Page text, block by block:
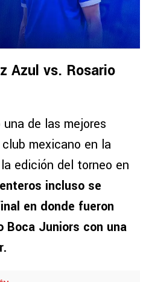
Azul vs. Rosario
de las mejores
mexicano en la
edición del torneo en
incluso se
en donde fueron
Boca Juniors con una